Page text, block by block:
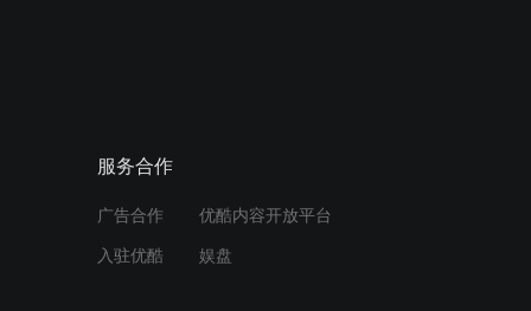
服务合作
广告合作 优酷内容开放平台
入驻优酷 娱盘